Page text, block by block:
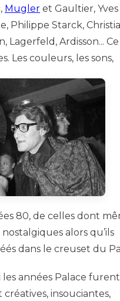
Mugler et Gaultier,
Philippe Starck,
Lagerfeld, Ardisson...
Les couleurs, les sons,
80, de celles dont
nostalgiques alors qu’ils
dans le creuset du
les années Palace
insouciantes,